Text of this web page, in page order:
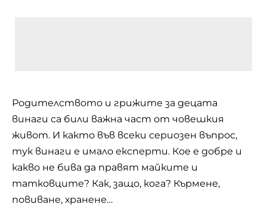
Родителството и грижите за децата
винаги са били важна част от човешкия
живот. И както във всеки сериозен въпрос,
тук винаги е имало експерти. Кое е добре и
какво не бива да правят майките и
татковците? Как, защо, кога? Кърмене,
повиване, хранене…